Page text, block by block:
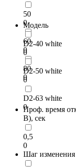
50
0
60
0
80
0
Модель
D2-40 white
0
D2-50 white
0
D2-63 white
0
Проф. время
В), сек
0,5
0
Шаг изменения